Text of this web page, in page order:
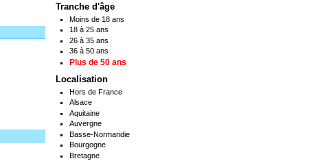
Tranche d'âge
Moins de 18 ans
18 à 25 ans
26 à 35 ans
36 à 50 ans
Plus de 50 ans
Localisation
Hors de France
Alsace
Aquitaine
Auvergne
Basse-Normandie
Bourgogne
Bretagne